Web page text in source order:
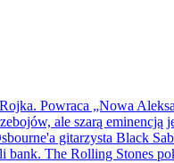
Powraca „Nowa
ale szarą eminencją
gitarzysta Black
bank. The Rolling Stones